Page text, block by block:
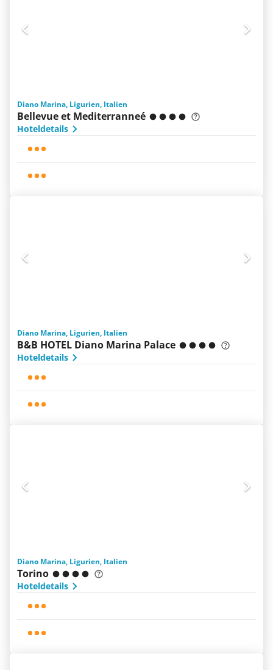
Diano Marina, Ligurien, Italien
Bellevue et Mediterranneé
Hoteldetails
Diano Marina, Ligurien, Italien
B&B HOTEL Diano Marina Palace
Hoteldetails
Diano Marina, Ligurien, Italien
Torino
Hoteldetails